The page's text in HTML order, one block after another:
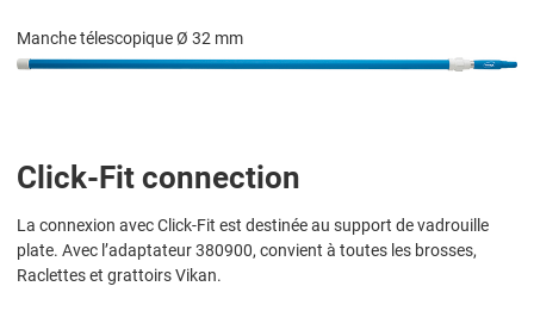
Manche télescopique Ø 32 mm
Click-Fit connection
La connexion avec Click-Fit est destinée au support de vadrouille
plate. Avec l’adaptateur 380900, convient à toutes les brosses,
Raclettes et grattoirs Vikan.